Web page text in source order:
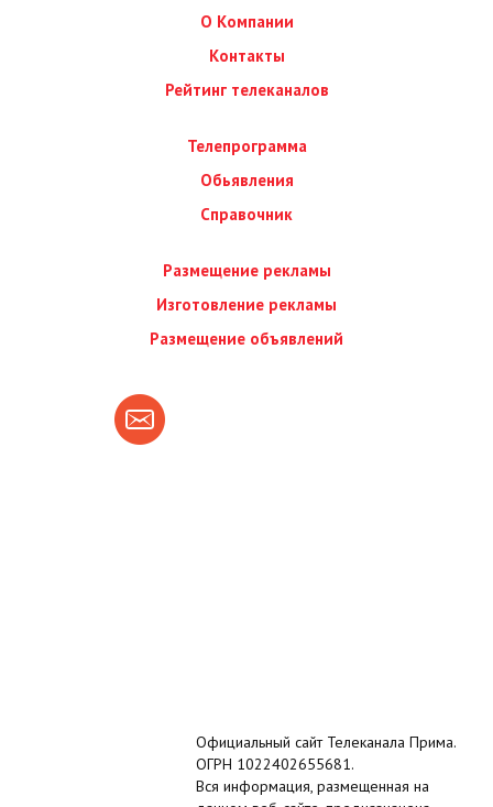
О Компании
Контакты
Рейтинг телеканалов
Телепрограмма
Обьявления
Справочник
Размещение рекламы
Изготовление рекламы
Размещение объявлений
Официальный сайт Телеканала Прима.
ОГРН 1022402655681.
Вся информация, размещенная на